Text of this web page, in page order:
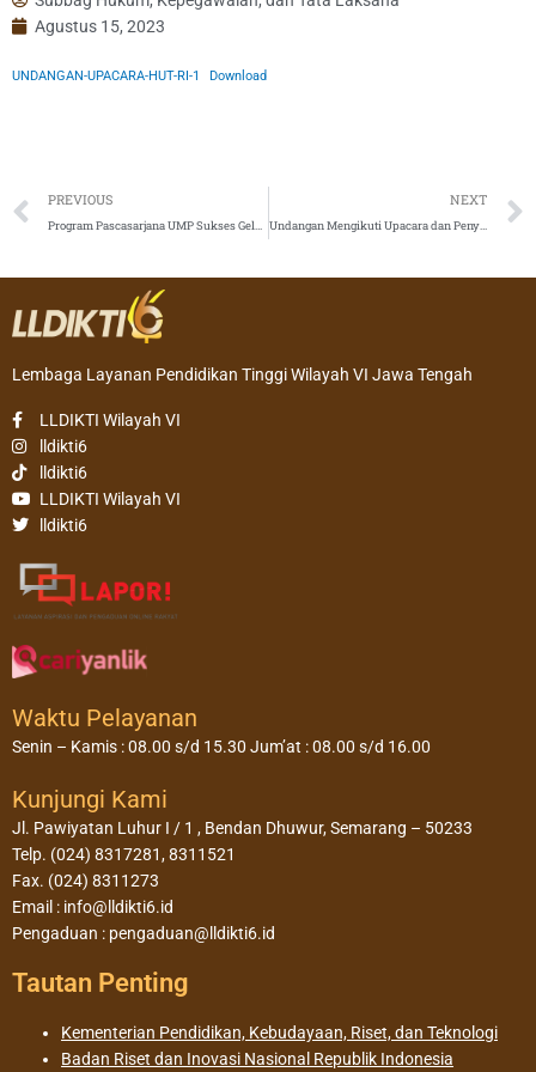
Agustus 15, 2023
UNDANGAN-UPACARA-HUT-RI-1 Download
Prev
PREVIOUS
Program Pascasarjana UMP Sukses Gelar Konfrensi Tingkat Dunia
NEXT
Undangan Mengikuti Upacara dan Penyematan Tanda Penghargaan Satya Lancana Tahun 2023
Lembaga Layanan Pendidikan Tinggi Wilayah VI Jawa Tengah
LLDIKTI Wilayah VI
lldikti6
lldikti6
LLDIKTI Wilayah VI
lldikti6
Waktu Pelayanan
Senin – Kamis : 08.00 s/d 15.30 Jum’at : 08.00 s/d 16.00
Kunjungi Kami
Jl. Pawiyatan Luhur I / 1 , Bendan Dhuwur, Semarang – 50233
Telp. (024) 8317281, 8311521
Fax. (024) 8311273
Email : info@lldikti6.id
Pengaduan : pengaduan@lldikti6.id
Tautan Penting
Kementerian Pendidikan, Kebudayaan, Riset, dan Teknologi
Badan Riset dan Inovasi Nasional Republik Indonesia